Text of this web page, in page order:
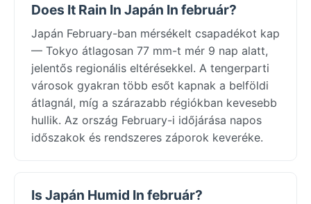
Does It Rain In Japán In február?
Japán February-ban mérsékelt csapadékot kap
— Tokyo átlagosan 77 mm-t mér 9 nap alatt,
jelentős regionális eltérésekkel. A tengerparti
városok gyakran több esőt kapnak a belföldi
átlagnál, míg a szárazabb régiókban kevesebb
hullik. Az ország February-i időjárása napos
időszakok és rendszeres záporok keveréke.
Is Japán Humid In február?